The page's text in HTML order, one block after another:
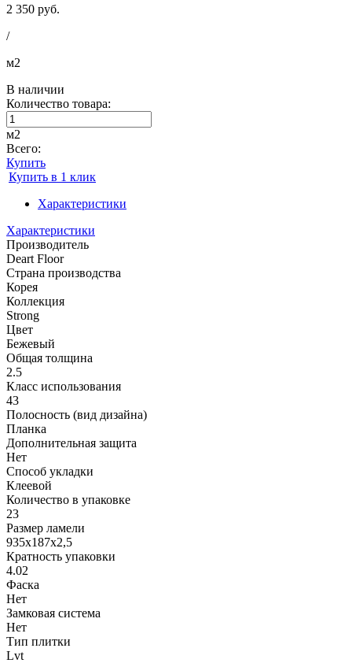
2 350 руб.
/
м2
В наличии
Количество товара:
м2
Всего:
Купить
Купить в 1 клик
Характеристики
Характеристики
Производитель
Deart Floor
Страна производства
Корея
Коллекция
Strong
Цвет
Бежевый
Общая толщина
2.5
Класс использования
43
Полосность (вид дизайна)
Планка
Дополнительная защита
Нет
Способ укладки
Клеевой
Количество в упаковке
23
Размер ламели
935х187х2,5
Кратность упаковки
4.02
Фаска
Нет
Замковая система
Нет
Тип плитки
Lvt